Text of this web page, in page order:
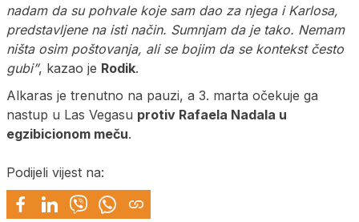
nadam da su pohvale koje sam dao za njega i Karlosa,
predstavljene na isti način. Sumnjam da je tako. Nemam
ništa osim poštovanja, ali se bojim da se kontekst često
gubi”, kazao je Rodik.
Alkaras je trenutno na pauzi, a 3. marta očekuje ga
nastup u Las Vegasu protiv Rafaela Nadala u
egzibicionom meču.
Podijeli vijest na: